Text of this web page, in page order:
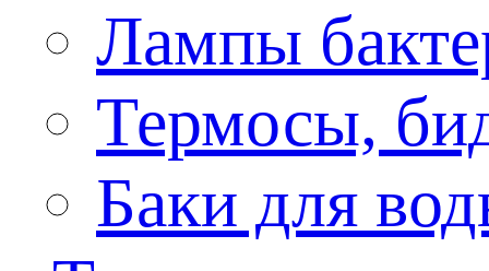
Лампы
Термосы,
Баки для